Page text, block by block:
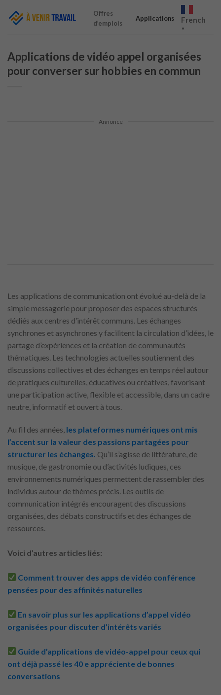
Offres
d’emplois
Applications French
▼
Applications de vidéo appel organisées
pour converser sur hobbies en commun
Annonce
Les applications de communication ont évolué au-delà de la
simple messagerie pour proposer des espaces structurés
dédiés aux centres d’intérêt communs. Les échanges
synchrones et asynchrones y facilitent la circulation d’idées, le
partage d’expériences et la création de communautés
thématiques. Les technologies actuelles soutiennent des
discussions collectives et des échanges en temps réel autour
de pratiques culturelles, éducatives ou créatives, favorisant
une participation active, flexible et accessible, dans un cadre
neutre, informatif et ouvert à tous.
Au fil des années, les plateformes numériques ont mis
l’accent sur la valeur des passions partagées pour
structurer les échanges. Qu’il s’agisse de littérature, de
musique, de gastronomie ou d’activités ludiques, ces
environnements numériques permettent de rassembler des
individus autour de thèmes précis. Les outils de
communication intégrés encouragent des discussions
organisées, des débats constructifs et des échanges de
ressources.
Voici d’autres articles liés:
Comment trouver des apps de vidéo conférence
pensées pour des affinités naturelles
En savoir plus sur les applications d’appel vidéo
organisées pour discuter d’intérêts variés
Guide d’applications de vidéo-appel pour ceux qui
ont déjà passé les 40 e appréciente de bonnes
conversations